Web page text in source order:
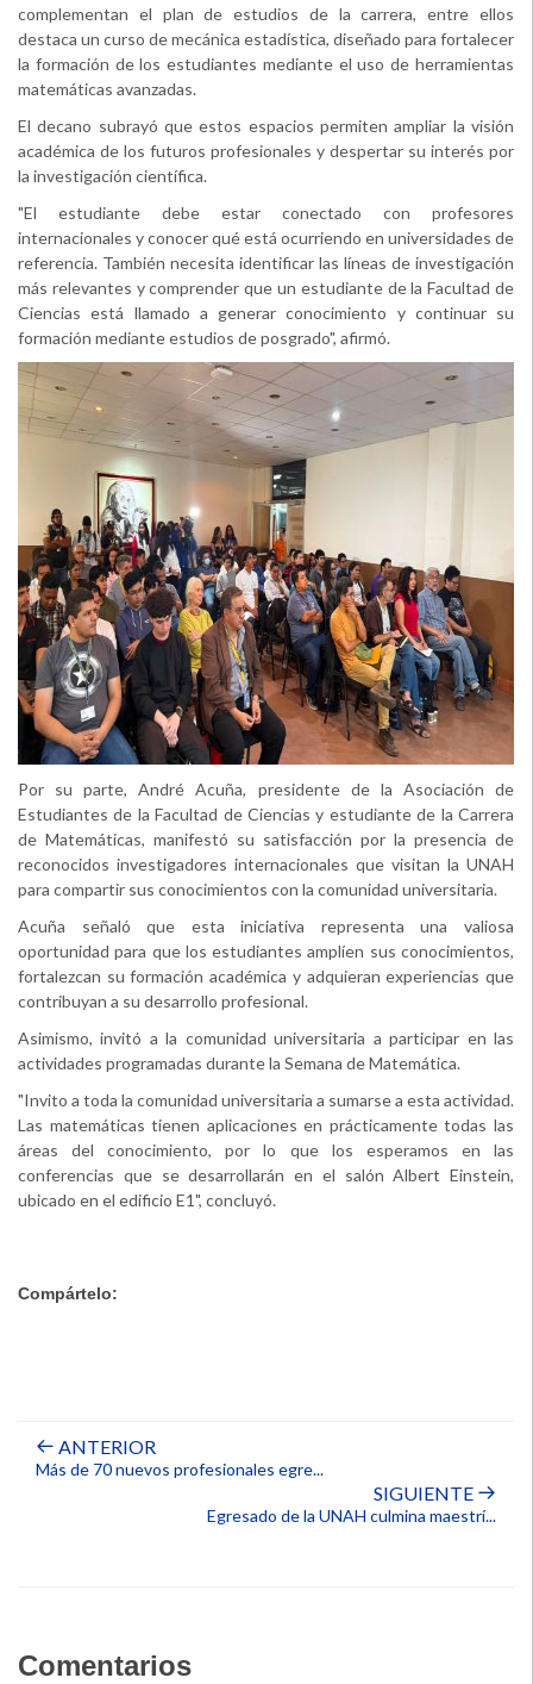
complementan el plan de estudios de la carrera, entre ellos
destaca un curso de mecánica estadística, diseñado para fortalecer
la formación de los estudiantes mediante el uso de herramientas
matemáticas avanzadas.
El decano subrayó que estos espacios permiten ampliar la visión
académica de los futuros profesionales y despertar su interés por
la investigación científica.
"El estudiante debe estar conectado con profesores
internacionales y conocer qué está ocurriendo en universidades de
referencia. También necesita identificar las líneas de investigación
más relevantes y comprender que un estudiante de la Facultad de
Ciencias está llamado a generar conocimiento y continuar su
formación mediante estudios de posgrado", afirmó.
Por su parte, André Acuña, presidente de la Asociación de
Estudiantes de la Facultad de Ciencias y estudiante de la Carrera
de Matemáticas, manifestó su satisfacción por la presencia de
reconocidos investigadores internacionales que visitan la UNAH
para compartir sus conocimientos con la comunidad universitaria.
Acuña señaló que esta iniciativa representa una valiosa
oportunidad para que los estudiantes amplíen sus conocimientos,
fortalezcan su formación académica y adquieran experiencias que
contribuyan a su desarrollo profesional.
Asimismo, invitó a la comunidad universitaria a participar en las
actividades programadas durante la Semana de Matemática.
"Invito a toda la comunidad universitaria a sumarse a esta actividad.
Las matemáticas tienen aplicaciones en prácticamente todas las
áreas del conocimiento, por lo que los esperamos en las
conferencias que se desarrollarán en el salón Albert Einstein,
ubicado en el edificio E1", concluyó.
Compártelo:
ANTERIOR
Más de 70 nuevos profesionales egre...
SIGUIENTE
Egresado de la UNAH culmina maestrí...
Comentarios